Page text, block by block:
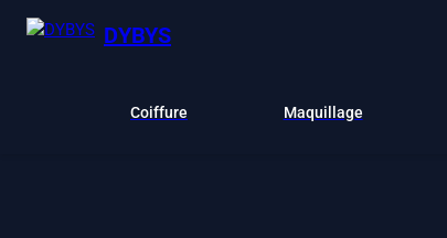
DYBYS
Coiffure Maquillage